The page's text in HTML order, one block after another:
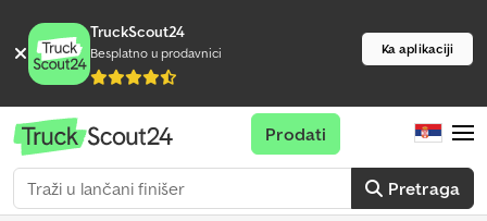
TruckScout24
Besplatno u prodavnici Ka aplikaciji
Pretraga
Prodati